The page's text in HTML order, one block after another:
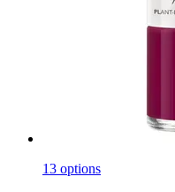
13 options